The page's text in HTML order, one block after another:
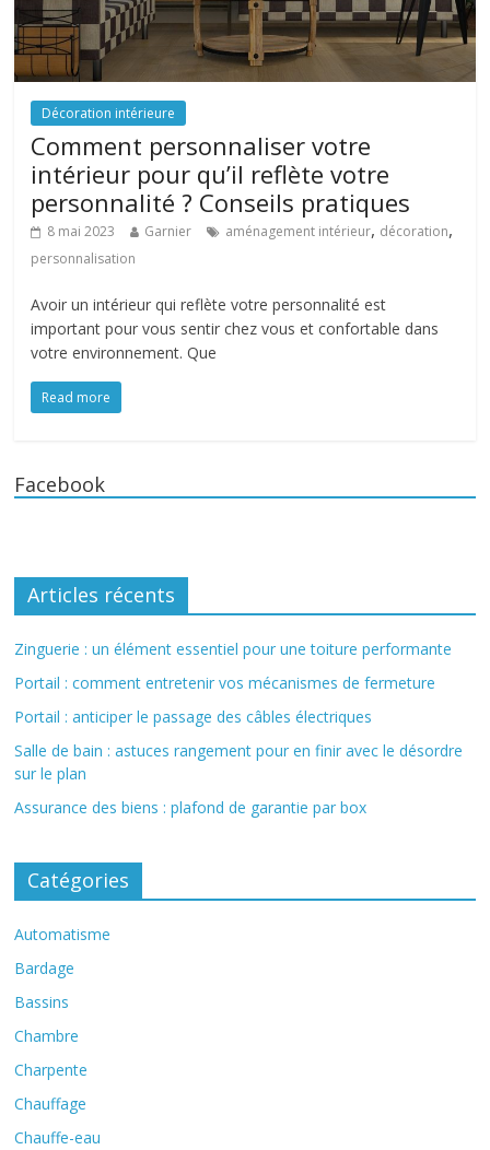
Décoration intérieure
Comment personnaliser votre
intérieur pour qu’il reflète votre
personnalité ? Conseils pratiques
8 mai 2023 Garnier aménagement intérieur, décoration,
personnalisation
Avoir un intérieur qui reflète votre personnalité est
important pour vous sentir chez vous et confortable dans
votre environnement. Que
Read more
Facebook
Articles récents
Zinguerie : un élément essentiel pour une toiture performante
Portail : comment entretenir vos mécanismes de fermeture
Portail : anticiper le passage des câbles électriques
Salle de bain : astuces rangement pour en finir avec le désordre
sur le plan
Assurance des biens : plafond de garantie par box
Catégories
Automatisme
Bardage
Bassins
Chambre
Charpente
Chauffage
Chauffe-eau